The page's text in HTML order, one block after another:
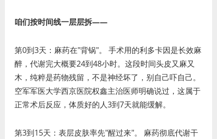
咱们按时间线一层层拆——
第0到3天：麻药在"背锅"。 手术用的利多卡因是长效麻
醉，代谢完大概要24到48小时。这段时间头皮又麻又
木，纯粹是药物残留，不是神经坏了，别自己吓自己。
空军军医大学西京医院权鑫主治医师明确说过，这属于
正常术后反应，体质好的人3到7天就能缓解。
第3到15天：表层皮肤率先"醒过来"。 麻药彻底代谢干